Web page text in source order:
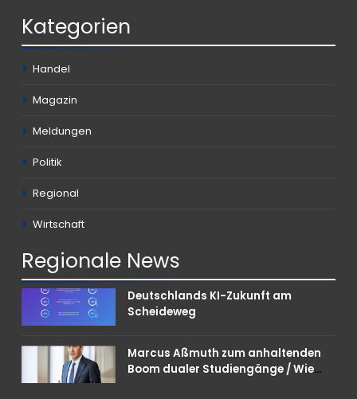
Kategorien
Handel
Magazin
Meldungen
Politik
Regional
Wirtschaft
Regionale News
Deutschlands KI-Zukunft am
Scheideweg
Marcus Aßmuth zum anhaltenden
Boom dualer Studiengänge / Wie